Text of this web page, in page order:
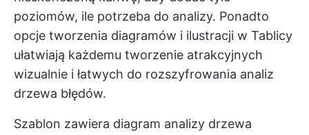
poziomów, ile potrzeba do analizy. Ponadto
opcje tworzenia diagramów i ilustracji w Tablicy
ułatwiają każdemu tworzenie atrakcyjnych
wizualnie i łatwych do rozszyfrowania analiz
drzewa błędów.
Szablon zawiera diagram analizy drzewa